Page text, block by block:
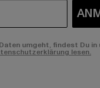
umgeht, findest Du
lesen.